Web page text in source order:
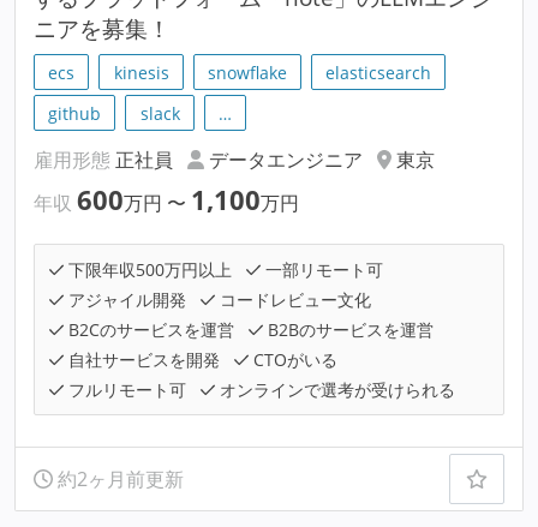
ニアを募集！
ecs kinesis snowflake
elasticsearch
github
slack …
雇用形態 正社員 データエンジニア
東京
年収 600万円 〜 1,100万円
下限年収500万円以上
一部リモート可
アジャイル開発
コードレビュー文化
B2Cのサービスを運営
B2Bのサービスを運営
自社サービスを開発
CTOがいる
フルリモート可
オンラインで選考が受けられる
約2ヶ月前更新